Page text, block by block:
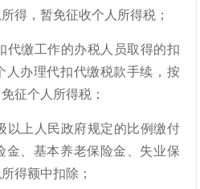
得，暂免征收个人所得税；
代缴工作的办税人员取得的扣
人办理代扣代缴税款手续，按
征个人所得税；
以上人民政府规定的比例缴付
金、基本养老保险金、失业保
得额中扣除；